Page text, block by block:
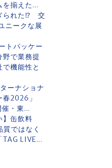
揃えた...
られた⁉ 交
ニークな展
トパッケー
で業務提
機能性と
ーナショナ
春2026」
・東...
】缶飲料
ではなく
LIVE...